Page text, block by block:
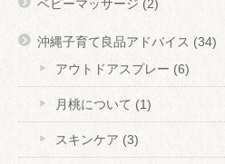
ベビーマッサージ (2)
沖縄子育て良品アドバイス (34)
アウトドアスプレー (6)
月桃について (1)
スキンケア (3)